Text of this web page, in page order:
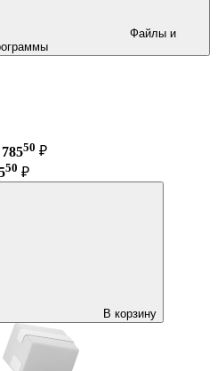
50 ₽
50 ₽
В корзину